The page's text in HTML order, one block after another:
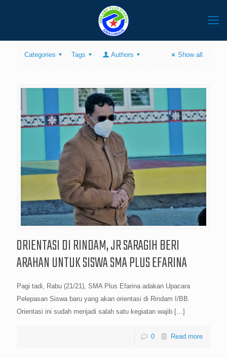
Categories Tags Authors Show all
ORIENTASI DI RINDAM, JR SARAGIH BERI
ARAHAN UNTUK SISWA SMA PLUS EFARINA
Pagi tadi, Rabu (21/21), SMA Plus Efarina adakan Upacara
Pelepasan Siswa baru yang akan orientasi di Rindam I/BB.
Orientasi ini sudah menjadi salah satu kegiatan wajib […]
0 Read more